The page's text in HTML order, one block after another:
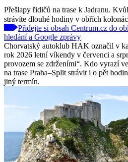
Přešlapy řidičů na trase k Jadranu.
strávíte dlouhé hodiny v obřích
Přidejte si obsah Centrum.cz do
hledání a Google zprávy
Chorvatský autoklub HAK označil v
rok 2026 letní víkendy v červenci a
provozem se zdrženími“. Kdo vyrazí
na trase Praha–Split strávit i o pět
jiný termín.